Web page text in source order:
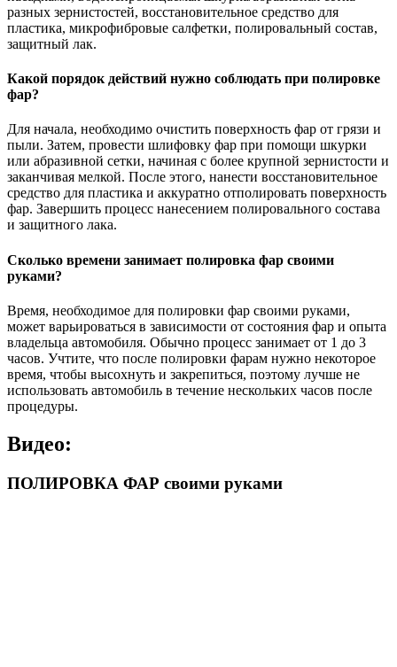
разных зернистостей, восстановительное средство для
пластика, микрофибровые салфетки, полировальный состав,
защитный лак.
Какой порядок действий нужно соблюдать при полировке
фар?
Для начала, необходимо очистить поверхность фар от грязи и
пыли. Затем, провести шлифовку фар при помощи шкурки
или абразивной сетки, начиная с более крупной зернистости и
заканчивая мелкой. После этого, нанести восстановительное
средство для пластика и аккуратно отполировать поверхность
фар. Завершить процесс нанесением полировального состава
и защитного лака.
Сколько времени занимает полировка фар своими
руками?
Время, необходимое для полировки фар своими руками,
может варьироваться в зависимости от состояния фар и опыта
владельца автомобиля. Обычно процесс занимает от 1 до 3
часов. Учтите, что после полировки фарам нужно некоторое
время, чтобы высохнуть и закрепиться, поэтому лучше не
использовать автомобиль в течение нескольких часов после
процедуры.
Видео:
ПОЛИРОВКА ФАР своими руками